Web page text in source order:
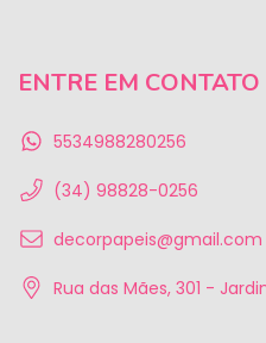
ENTRE EM CONTATO
5534988280256
(34) 98828-0256
decorpapeis@gmail.com
Rua das Mães, 301 -